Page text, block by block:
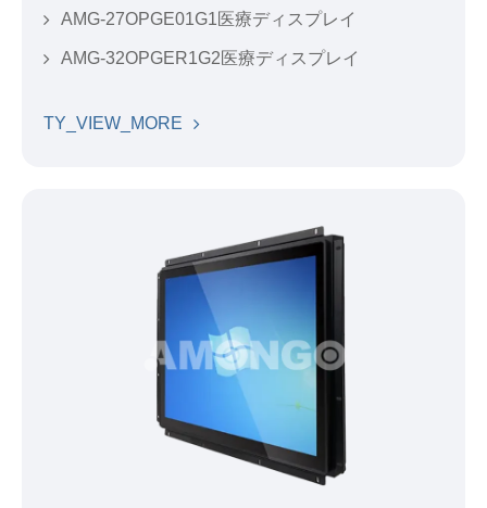
AMG-27OPGE01G1医療ディスプレイ
AMG-32OPGER1G2医療ディスプレイ
TY_VIEW_MORE